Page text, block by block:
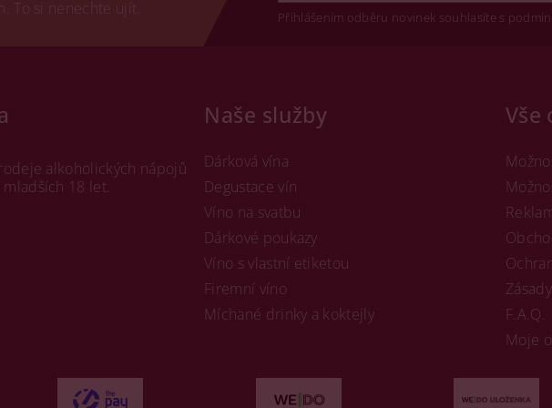
To si nenechte ujít. Přihlášením odběru novinek souhlasíte s
alkoholických nápojů
18 let.
Naše služby
Dárková vína
Degustace vín
Víno na svatbu
Dárkové poukazy
Víno s vlastní etiketou
Firemní víno
Míchané drinky a koktejly
Vše
F.A.Q.
Moje